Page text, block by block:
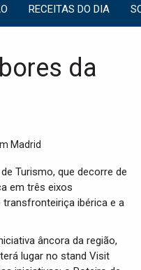
RECEITAS DO DIA
da
Turismo, que decorre de
em três eixos
ibérica e a
âncora da região,
lugar no stand Visit